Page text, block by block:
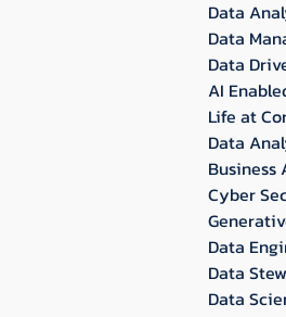
Data
Data
Data
AI
Life at
Data
Business
Cyber
Data
Data
Data